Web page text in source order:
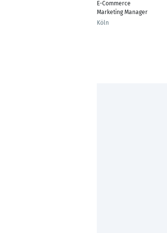
E-Commerce
Marketing Manager
Köln